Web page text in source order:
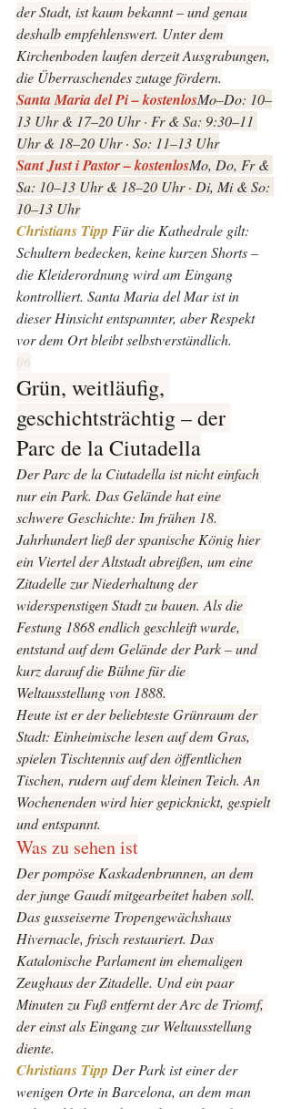
der Stadt, ist kaum bekannt – und genau
deshalb empfehlenswert. Unter dem
Kirchenboden laufen derzeit Ausgrabungen,
die Überraschendes zutage fördern.
Santa Maria del Pi – kostenlosMo–Do: 10–
13 Uhr & 17–20 Uhr · Fr & Sa: 9:30–11
Uhr & 18–20 Uhr · So: 11–13 Uhr
Sant Just i Pastor – kostenlosMo, Do, Fr &
Sa: 10–13 Uhr & 18–20 Uhr · Di, Mi & So:
10–13 Uhr
Christians Tipp Für die Kathedrale gilt:
Schultern bedecken, keine kurzen Shorts –
die Kleiderordnung wird am Eingang
kontrolliert. Santa Maria del Mar ist in
dieser Hinsicht entspannter, aber Respekt
vor dem Ort bleibt selbstverständlich.
06
Grün, weitläufig,
geschichtsträchtig – der
Parc de la Ciutadella
Der Parc de la Ciutadella ist nicht einfach
nur ein Park. Das Gelände hat eine
schwere Geschichte: Im frühen 18.
Jahrhundert ließ der spanische König hier
ein Viertel der Altstadt abreißen, um eine
Zitadelle zur Niederhaltung der
widerspenstigen Stadt zu bauen. Als die
Festung 1868 endlich geschleift wurde,
entstand auf dem Gelände der Park – und
kurz darauf die Bühne für die
Weltausstellung von 1888.
Heute ist er der beliebteste Grünraum der
Stadt: Einheimische lesen auf dem Gras,
spielen Tischtennis auf den öffentlichen
Tischen, rudern auf dem kleinen Teich. An
Wochenenden wird hier gepicknickt, gespielt
und entspannt.
Was zu sehen ist
Der pompöse Kaskadenbrunnen, an dem
der junge Gaudí mitgearbeitet haben soll.
Das gusseiserne Tropengewächshaus
Hivernacle, frisch restauriert. Das
Katalonische Parlament im ehemaligen
Zeughaus der Zitadelle. Und ein paar
Minuten zu Fuß entfernt der Arc de Triomf,
der einst als Eingang zur Weltausstellung
diente.
Christians Tipp Der Park ist einer der
wenigen Orte in Barcelona, an dem man